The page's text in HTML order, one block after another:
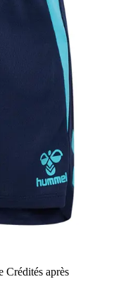
Crédités après